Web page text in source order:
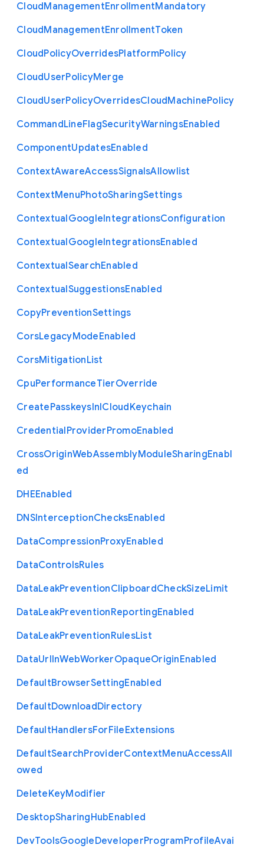
CloudManagementEnrollmentMandatory
CloudManagementEnrollmentToken
CloudPolicyOverridesPlatformPolicy
CloudUserPolicyMerge
CloudUserPolicyOverridesCloudMachinePolicy
CommandLineFlagSecurityWarningsEnabled
ComponentUpdatesEnabled
ContextAwareAccessSignalsAllowlist
ContextMenuPhotoSharingSettings
ContextualGoogleIntegrationsConfiguration
ContextualGoogleIntegrationsEnabled
ContextualSearchEnabled
ContextualSuggestionsEnabled
CopyPreventionSettings
CorsLegacyModeEnabled
CorsMitigationList
CpuPerformanceTierOverride
CreatePasskeysInICloudKeychain
CredentialProviderPromoEnabled
CrossOriginWebAssemblyModuleSharingEnabl
ed
DHEEnabled
DNSInterceptionChecksEnabled
DataCompressionProxyEnabled
DataControlsRules
DataLeakPreventionClipboardCheckSizeLimit
DataLeakPreventionReportingEnabled
DataLeakPreventionRulesList
DataUrlInWebWorkerOpaqueOriginEnabled
DefaultBrowserSettingEnabled
DefaultDownloadDirectory
DefaultHandlersForFileExtensions
DefaultSearchProviderContextMenuAccessAll
owed
DeleteKeyModifier
DesktopSharingHubEnabled
DevToolsGoogleDeveloperProgramProfileAvai